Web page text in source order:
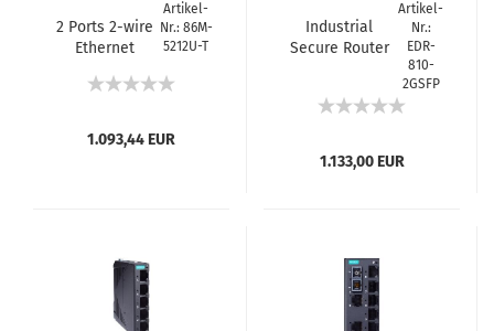
2 Ports 2-wire
Ethernet
75°C
Artikel-
Nr.: 86M-
5212U-T
1.093,44 EUR
Industrial
Secure Router
ports, 2
slot
Artikel-
Nr.:
EDR-
810-
2GSFP
1.133,00 EUR